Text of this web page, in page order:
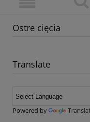
Ostre cięcia
Translate
Powered by